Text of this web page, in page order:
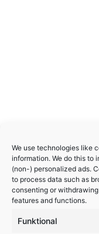
We use technologies like
information. We do this to
(non-) personalized ads.
to process data such as
consenting or
features and functions.
Funktional